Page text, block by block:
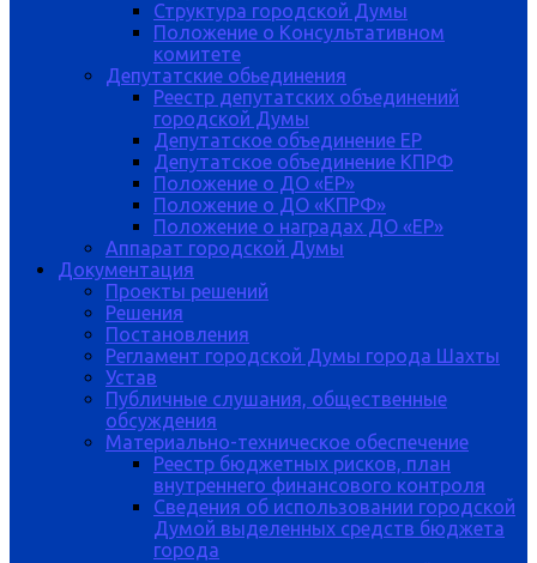
Структура городской Думы
Положение о Консультативном
комитете
Депутатские обьединения
Реестр депутатских объединений
городской Думы
Депутатское объединение ЕР
Депутатское объединение КПРФ
Положение о ДО «ЕР»
Положение о ДО «КПРФ»
Положение о наградах ДО «ЕР»
Аппарат городской Думы
Документация
Проекты решений
Решения
Постановления
Регламент городской Думы города Шахты
Устав
Публичные слушания, общественные
обсуждения
Материально-техническое обеспечение
Реестр бюджетных рисков, план
внутреннего финансового контроля
Сведения об использовании городской
Думой выделенных средств бюджета
города